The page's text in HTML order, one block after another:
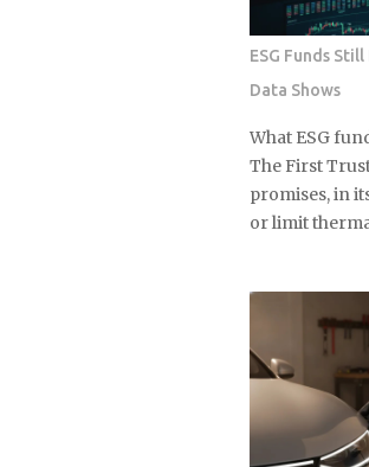
Polypeptide
estimated by
non-
reported net
Source:
quarterly
27% year over
moment
removed, yet
support was
ESG Funds
Data Shows
What ESG
The First
promises, in
or limit
producers. If
around that
much, what
own fund
what's sitting